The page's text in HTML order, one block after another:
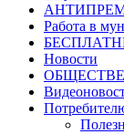
Работа в
Новости